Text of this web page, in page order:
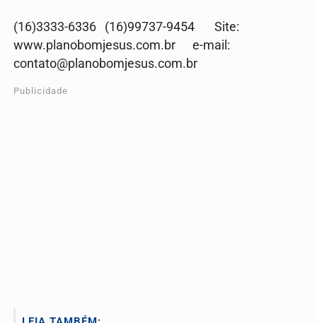
(16)3333-6336 (16)99737-9454 Site:
www.planobomjesus.com.br e-mail:
contato@planobomjesus.com.br
Publicidade